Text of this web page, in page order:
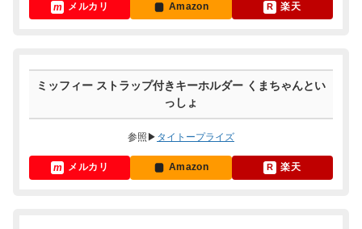
メルカリ Amazon 楽天
ミッフィー ストラップ付きキーホルダー くまちゃんとい
っしょ
参照▶ タイトープライズ
メルカリ Amazon 楽天